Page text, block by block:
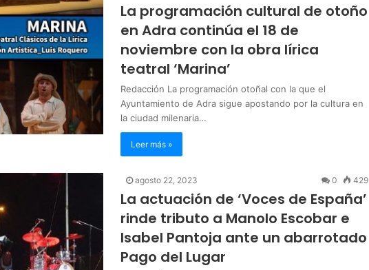
La programación cultural de otoño
en Adra continúa el 18 de
noviembre con la obra lírica
teatral ‘Marina’
Redacción La programación otoñal con la que el
Ayuntamiento de Adra sigue apostando por la cultura en
la ciudad milenaria…
Leer más »
agosto 22, 2023 0 429
La actuación de ‘Voces de España’
rinde tributo a Manolo Escobar e
Isabel Pantoja ante un abarrotado
Pago del Lugar